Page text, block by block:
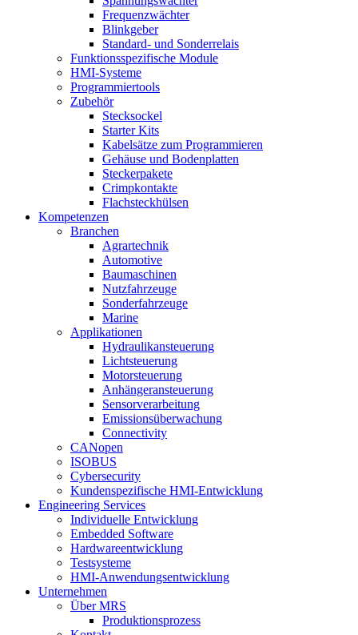
Frequenzwächter
Blinkgeber
Standard- und Sonderrelais
Funktionsspezifische Module
HMI-Systeme
Programmiertools
Zubehör
Stecksockel
Starter Kits
Kabelsätze zum Programmieren
Gehäuse und Bodenplatten
Steckerpakete
Crimpkontakte
Flachsteckhülsen
Kompetenzen
Branchen
Agrartechnik
Automotive
Baumaschinen
Nutzfahrzeuge
Sonderfahrzeuge
Marine
Applikationen
Hydraulikansteuerung
Lichtsteuerung
Motorsteuerung
Anhängeransteuerung
Sensorverarbeitung
Emissionsüberwachung
Connectivity
CANopen
ISOBUS
Cybersecurity
Kundenspezifische HMI-Entwicklung
Engineering Services
Individuelle Entwicklung
Embedded Software
Hardwareentwicklung
Testsysteme
HMI-Anwendungsentwicklung
Unternehmen
Über MRS
Produktionsprozess